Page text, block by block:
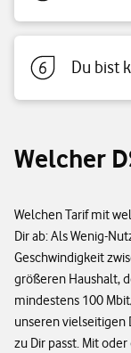
Du bist
Welcher
Welchen Tarif mit
Dir ab: Als Wenig-
Geschwindigkeit
größeren Haushalt,
mindestens 100
unseren vielseitigen
zu Dir passt. Mit